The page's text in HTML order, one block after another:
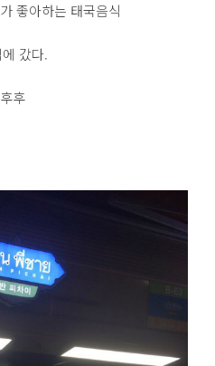
좋아하는 태국음식
갔다.
후후